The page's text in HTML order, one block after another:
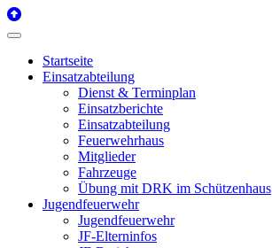
Startseite
Einsatzabteilung
Dienst & Terminplan
Einsatzberichte
Einsatzabteilung
Feuerwehrhaus
Mitglieder
Fahrzeuge
Übung mit DRK im Schützenhaus
Jugendfeuerwehr
Jugendfeuerwehr
JF-Elterninfos